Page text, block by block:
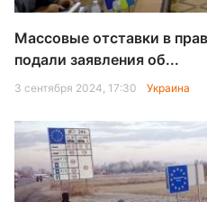
Массовые отставки в
подали заявления об...
3 сентября 2024, 17:30 Украина